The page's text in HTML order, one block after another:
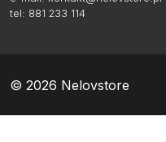
tel: 881 233 114
© 2026 Nelovstore